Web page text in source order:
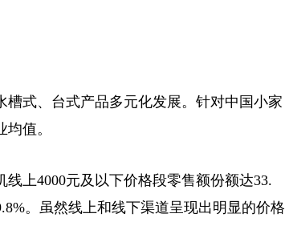
式、台式产品多元化发展。针对中国小家
值。
上4000元及以下价格段零售额份额达33.
。虽然线上和线下渠道呈现出明显的价格